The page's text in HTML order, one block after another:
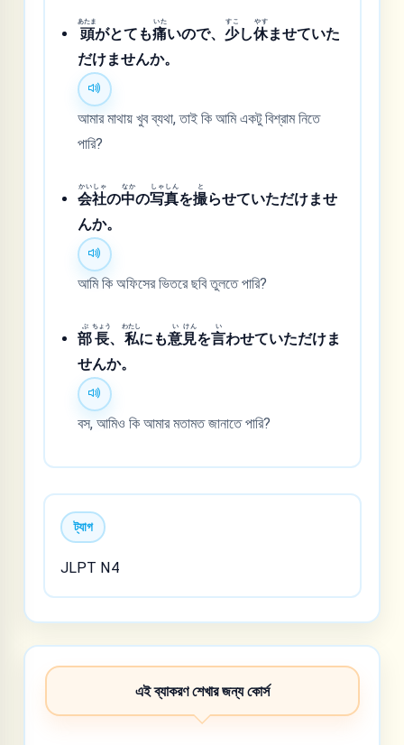
頭
あたま
がとても痛
いた
いので、 少
すこ
し休
やす
ませていた
だけませんか。
আমার মাথায় খুব ব্যথা, তাই কি আমি একটু বিশ্রাম নিতে
পারি?
会
かい
社
しゃ
の中
なか
の写
しゃ
真
しん
を撮
と
らせていただけませ
んか。
আমি কি অফিসের ভিতরে ছবি তুলতে পারি?
部
ぶ
長
ちょう
、 私
わたし
にも意
い
見
けん
を言
い
わせていただけま
せんか。
বস, আমিও কি আমার মতামত জানাতে পারি?
ট্যাগ
JLPT N4
এই ব্যাকরণ শেখার জন্য কোর্স